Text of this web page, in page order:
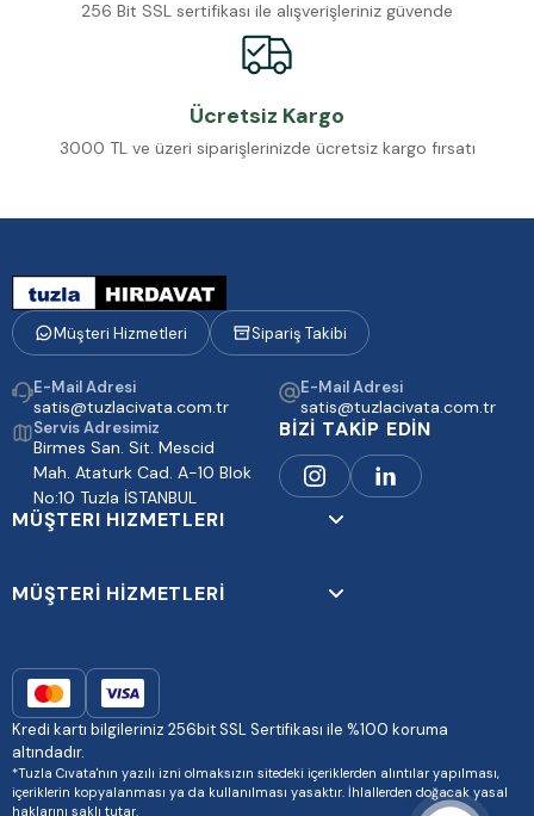
256 Bit SSL sertifikası ile alışverişleriniz güvende
Ücretsiz Kargo
3000 TL ve üzeri siparişlerinizde ücretsiz kargo fırsatı
Müşteri Hizmetleri Sipariş Takibi
E-Mail Adresi
satis@tuzlacivata.com.tr
E-Mail Adresi
satis@tuzlacivata.com.tr
Servis Adresimiz
Birmes San. Sit. Mescid
Mah. Ataturk Cad. A-10 Blok
No:10 Tuzla İSTANBUL
BİZİ TAKİP EDİN
MÜŞTERI HIZMETLERI
MÜŞTERİ HİZMETLERİ
Kredi kartı bilgileriniz 256bit SSL Sertifikası ile %100 koruma
altındadır.
*Tuzla Cıvata'nın yazılı izni olmaksızın sitedeki içeriklerden alıntılar yapılması,
içeriklerin kopyalanması ya da kullanılması yasaktır. İhlallerden doğacak yasal
haklarını saklı tutar.